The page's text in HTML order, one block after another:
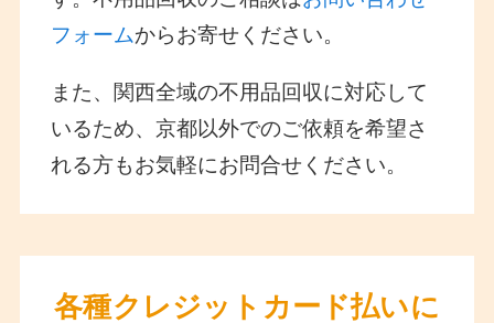
フォームからお寄せください。
また、関西全域の不用品回収に対応して
いるため、京都以外でのご依頼を希望さ
れる方もお気軽にお問合せください。
各種クレジットカード払いに